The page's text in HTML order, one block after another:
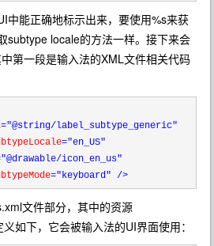
中能正确地标示出来，要使用%s来获
subtype locale的方法一样。接下来会
第一段是输入法的XML文件相关代码
="@string/label_subtype_generic"
="en_US"
icon_en_us"
="keyboard" />
文件部分，其中的资源
如下，它会被输入法的UI界面使用：